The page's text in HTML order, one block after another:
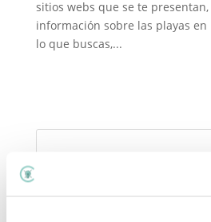
sitios webs que se te
información sobre las playas en
lo que buscas,...